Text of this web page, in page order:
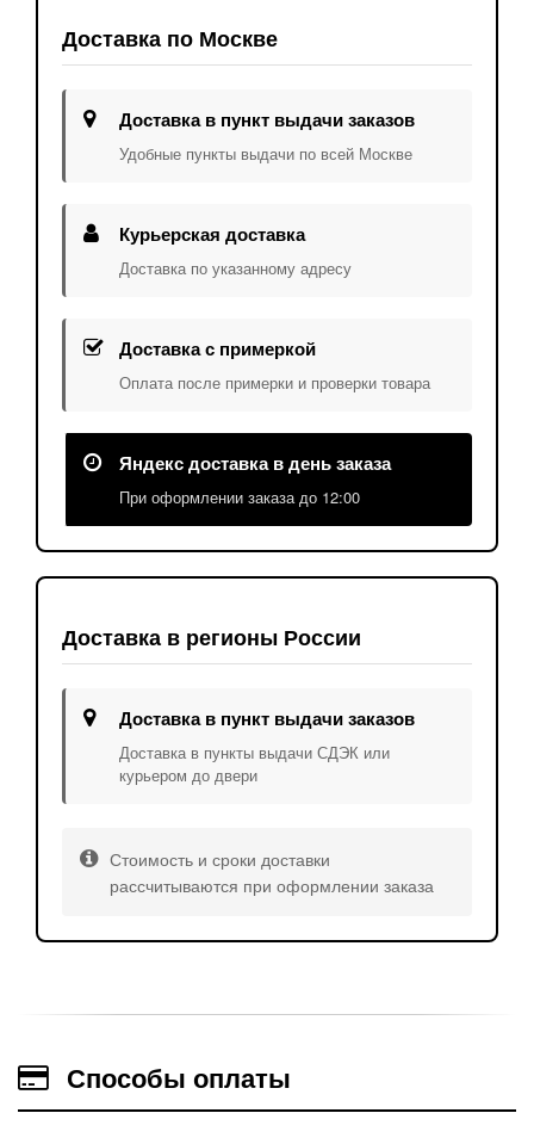
Доставка по Москве
Доставка в пункт выдачи заказов
Удобные пункты выдачи по всей Москве
Курьерская доставка
Доставка по указанному адресу
Доставка с примеркой
Оплата после примерки и проверки товара
Яндекс доставка в день заказа
При оформлении заказа до 12:00
Доставка в регионы России
Доставка в пункт выдачи заказов
Доставка в пункты выдачи СДЭК или
курьером до двери
Стоимость и сроки доставки
рассчитываются при оформлении заказа
Способы оплаты